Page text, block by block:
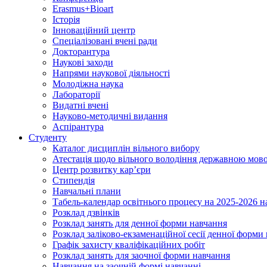
Erasmus+Bioart
Історія
Інноваційний центр
Спеціалізовані вчені ради
Докторантура
Наукові заходи
Напрями наукової діяльності
Молодіжна наука
Лабораторії
Видатні вчені
Науково-методичні видання
Аспірантура
Студенту
Каталог дисциплін вільного вибору
Атестація щодо вільного володіння державною
Центр розвитку кар’єри
Стипендія
Навчальні плани
Табель-календар освітнього процесу на 2025-2026
Розклад дзвінків
Розклад занять для денної форми навчання
Розклад заліково-екзаменаційної сесії денної
Графік захисту кваліфікаційних робіт
Розклад занять для заочної форми навчання